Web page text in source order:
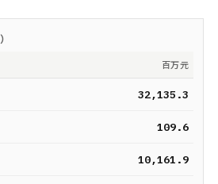
）
百万元
32,135.3
109.6
10,161.9